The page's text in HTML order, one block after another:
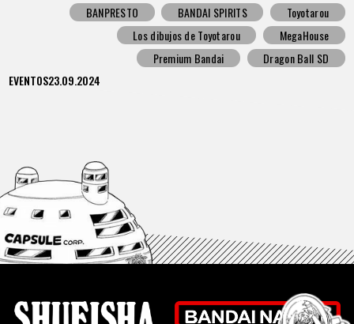
BANPRESTO
BANDAI SPIRITS
Toyotarou
Los dibujos de Toyotarou
MegaHouse
Premium Bandai
Dragon Ball SD
EVENTOS23.09.2024